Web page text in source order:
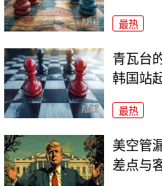
最热
青瓦台
韩国站
最热
美空管
差点与